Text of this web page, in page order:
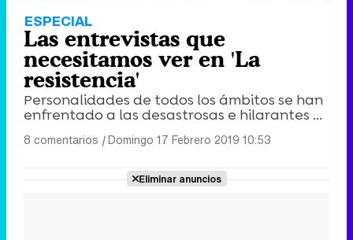
ESPECIAL
Las entrevistas que
necesitamos ver en 'La
resistencia'
Personalidades de todos los ámbitos se han
enfrentado a las desastrosas e hilarantes ...
8 comentarios |Domingo 17 Febrero 2019 10:53
Eliminar anuncios